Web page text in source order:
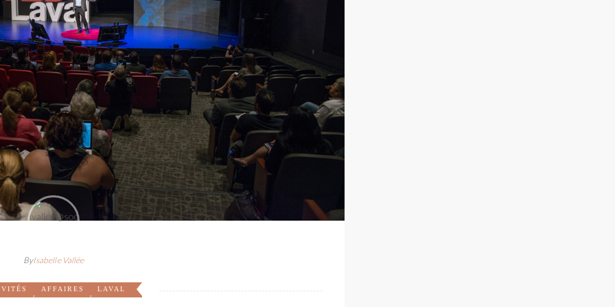
ByIsabelle Vallée
,
AFFAIRES
,
LAVAL